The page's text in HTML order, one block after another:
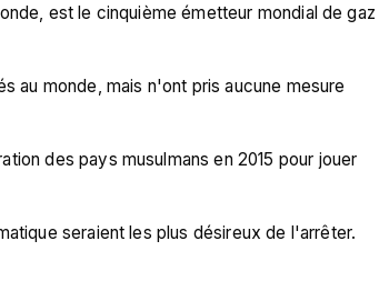
est le cinquième émetteur mondial de gaz
au monde, mais n'ont pris aucune mesure
des pays musulmans en 2015 pour jouer
seraient les plus désireux de l'arrêter.